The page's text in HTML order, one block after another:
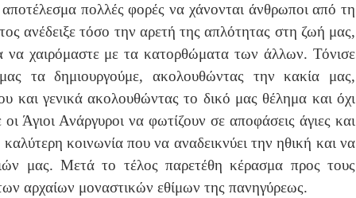
πολλές φορές να χάνονται άνθρωποι από τη
ανέδειξε τόσο την αρετή της απλότητας στη ζωή μας,
να χαιρόμαστε με τα κατορθώματα των άλλων. Τόνισε
τα δημιουργούμε, ακολουθώντας την κακία μας,
και γενικά ακολουθώντας το δικό μας θέλημα και όχι
Άγιοι Ανάργυροι να φωτίζουν σε αποφάσεις άγιες και
κοινωνία που να αναδεικνύει την ηθική και να
μας. Μετά το τέλος παρετέθη κέρασμα προς τους
αρχαίων μοναστικών εθίμων της πανηγύρεως.